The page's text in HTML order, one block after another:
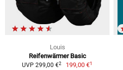
Louis
Reifenwärmer Basic
UVP 299,00 €2 199,00 €1